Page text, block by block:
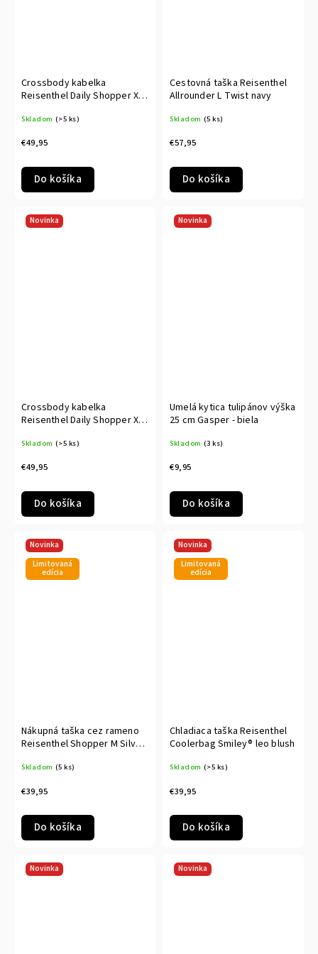
Crossbody kabelka
Reisenthel Daily Shopper XS
Skladom (>5 ks)
€49,95
Do košíka
Cestovná taška Reisenthel
Allrounder L Twist navy
Skladom (5 ks)
€57,95
Do košíka
Novinka
Crossbody kabelka
Reisenthel Daily Shopper XS
Skladom (>5 ks)
€49,95
Do košíka
Novinka
Umelá kytica tulipánov výška
25 cm Gasper - biela
Skladom (3 ks)
€9,95
Do košíka
Novinka
Limitovaná
edícia
Nákupná taška cez rameno
Reisenthel Shopper M Silver
Skladom (5 ks)
€39,95
Do košíka
Novinka
Limitovaná
edícia
Chladiaca taška Reisenthel
Coolerbag Smiley® leo blush
Skladom (>5 ks)
€39,95
Do košíka
Novinka Novinka